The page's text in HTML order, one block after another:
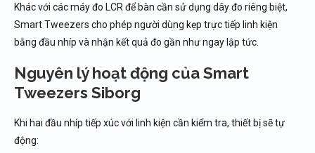
Khác với các máy đo LCR để bàn cần sử dụng dây đo riêng biệt,
Smart Tweezers cho phép người dùng kẹp trực tiếp linh kiện
bằng đầu nhíp và nhận kết quả đo gần như ngay lập tức.
Nguyên lý hoạt động của Smart
Tweezers Siborg
Khi hai đầu nhíp tiếp xúc với linh kiện cần kiểm tra, thiết bị sẽ tự
động: